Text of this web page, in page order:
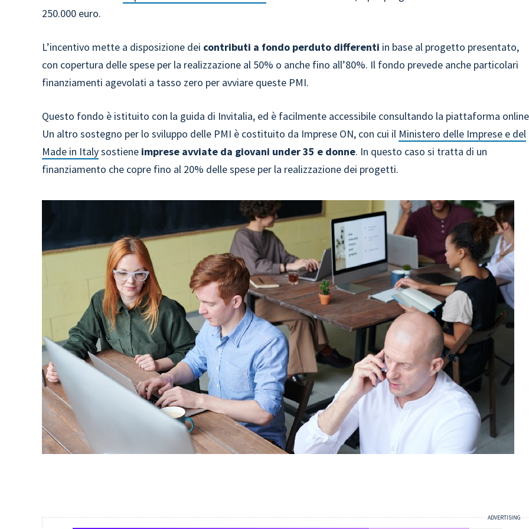
250.000 euro.
L’incentivo mette a disposizione dei contributi a fondo perduto differenti in base al progetto presentato,
con copertura delle spese per la realizzazione al 50% o anche fino all’80%. Il fondo prevede anche particolari
finanziamenti agevolati a tasso zero per avviare queste PMI.
Questo fondo è istituito con la guida di Invitalia, ed è facilmente accessibile consultando la piattaforma
Un altro sostegno per lo sviluppo delle PMI è costituito da Imprese ON, con cui il Ministero delle Imprese e del
Made in Italysostiene imprese avviate da giovani under 35 e donne. In questo caso si tratta di un
finanziamento che copre fino al 20% delle spese per la realizzazione dei progetti.